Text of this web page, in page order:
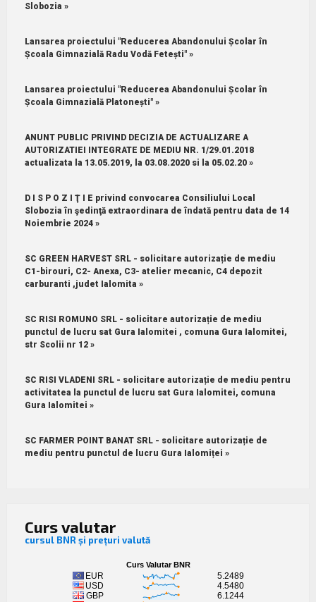
Slobozia »
Lansarea proiectului "Reducerea Abandonului Școlar în
Școala Gimnazială Radu Vodă Fetești" »
Lansarea proiectului "Reducerea Abandonului Școlar în
Școala Gimnazială Platonești" »
ANUNT PUBLIC PRIVIND DECIZIA DE ACTUALIZARE A
AUTORIZATIEI INTEGRATE DE MEDIU NR. 1/29.01.2018
actualizata la 13.05.2019, la 03.08.2020 si la 05.02.20 »
D I S P O Z I Ţ I E privind convocarea Consiliului Local
Slobozia în şedinţă extraordinara de îndată pentru data de 14
Noiembrie 2024 »
SC GREEN HARVEST SRL - solicitare autorizație de mediu
C1-birouri, C2- Anexa, C3- atelier mecanic, C4 depozit
carburanti ,judet Ialomita »
SC RISI ROMUNO SRL - solicitare autorizație de mediu
punctul de lucru sat Gura Ialomitei , comuna Gura Ialomitei,
str Scolii nr 12 »
SC RISI VLADENI SRL - solicitare autorizație de mediu pentru
activitatea la punctul de lucru sat Gura Ialomitei, comuna
Gura Ialomitei »
SC FARMER POINT BANAT SRL - solicitare autorizație de
mediu pentru punctul de lucru Gura Ialomiței »
Curs valutar
cursul BNR și prețuri valută